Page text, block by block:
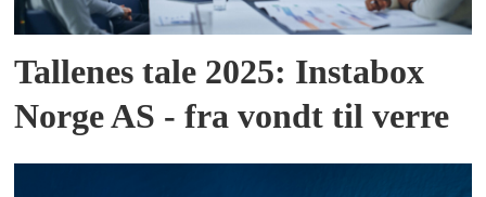
Tallenes tale 2025: Instabox
Norge AS - fra vondt til verre